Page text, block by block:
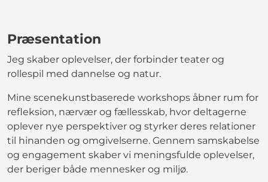
Præsentation
Jeg skaber oplevelser, der forbinder teater og
rollespil med dannelse og natur.
Mine scenekunstbaserede workshops åbner rum for
refleksion, nærvær og fællesskab, hvor deltagerne
oplever nye perspektiver og styrker deres relationer
til hinanden og omgivelserne. Gennem samskabelse
og engagement skaber vi meningsfulde oplevelser,
der beriger både mennesker og miljø.